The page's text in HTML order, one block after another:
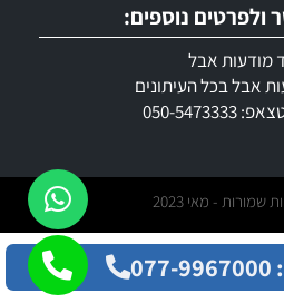
ולפרטים נוספים:
מודעות אבל
אבל בכל העיתונים
5473333
שמורות - מאי 2023